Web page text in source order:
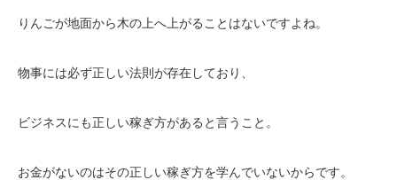
りんごが地面から木の上へ上がることはないですよね。
物事には必ず正しい法則が存在しており、
ビジネスにも正しい稼ぎ方があると言うこと。
お金がないのはその正しい稼ぎ方を学んでいないからです。